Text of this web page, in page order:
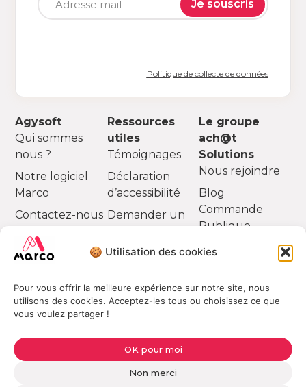
🍪 Utilisation des cookies
Pour vous offrir la meilleure expérience sur notre site, nous
utilisons des cookies. Acceptez-les tous ou choisissez ce que
vous voulez partager !
OK pour moi
Non merci
Agysoft
Qui sommes
nous ?
Notre logiciel
Marco
Contactez-nous
Ressources
utiles
Témoignages
Déclaration
d’accessibilité
Demander un
Le groupe
ach@t
Solutions
Nous rejoindre
Blog
Commande
Publique
Partenaires
Je souscris
Politique de collecte de données
Déclaration de confidentialité (UE)